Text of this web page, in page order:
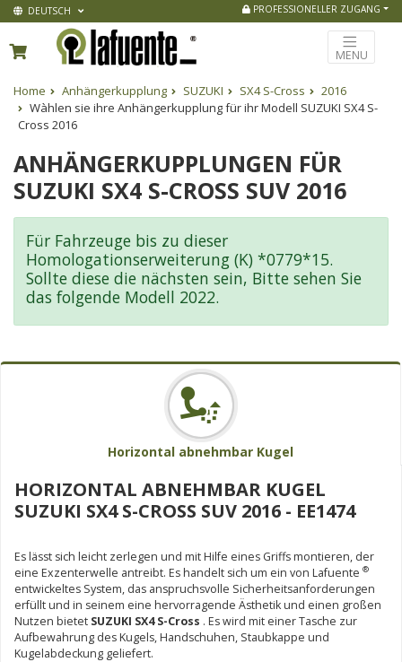
DEUTSCH PROFESSIONELLER ZUGANG
MENU
Home Anhängerkupplung SUZUKI SX4 S-Cross
2016
Wàhlen sie ihre Anhängerkupplung für ihr Modell SUZUKI SX4 S-
Cross 2016
ANHÄNGERKUPPLUNGEN FÜR
SUZUKI SX4 S-CROSS SUV 2016
Für Fahrzeuge bis zu dieser
Homologationserweiterung (K) *0779*15.
Sollte diese die nächsten sein, Bitte sehen Sie
das folgende Modell 2022.
Horizontal abnehmbar Kugel
HORIZONTAL ABNEHMBAR KUGEL
SUZUKI SX4 S-CROSS SUV 2016 - EE1474
Es lässt sich leicht zerlegen und mit Hilfe eines Griffs montieren, der
eine Exzenterwelle antreibt. Es handelt sich um ein von Lafuente ®
entwickeltes System, das anspruchsvolle Sicherheitsanforderungen
erfüllt und in seinem eine hervorragende Ästhetik und einen großen
Nutzen bietet SUZUKI SX4 S-Cross . Es wird mit einer Tasche zur
Aufbewahrung des Kugels, Handschuhen, Staubkappe und
Kugelabdeckung geliefert.